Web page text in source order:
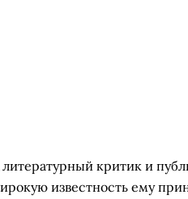
критик и
известность ему